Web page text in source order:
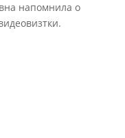
напомнила о